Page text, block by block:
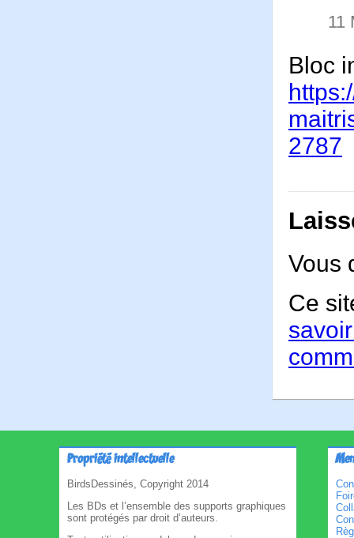
11
Bloc
2787
Vous
Ce
Propriété intellectuelle
BirdsDessinés, Copyright 2014
Les BDs et l’ensemble des supports graphiques
sont protégés par droit d’auteurs.